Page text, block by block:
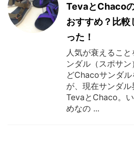
TevaとChaco
おすすめ？比較
った！
人気が衰えるこ
ンダル（スポサ
どChacoサンダ
が、現在サンダ
TevaとChaco。
めなの ...